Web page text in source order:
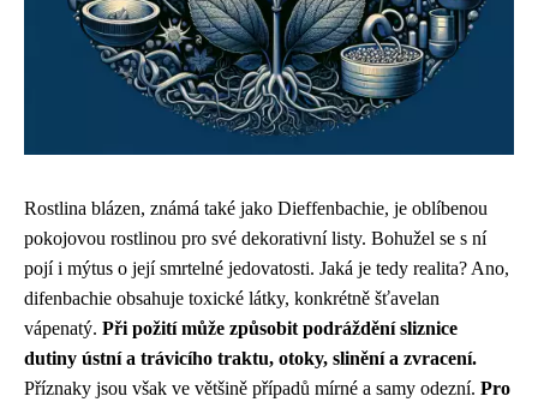
Rostlina blázen, známá také jako Dieffenbachie, je oblíbenou
pokojovou rostlinou pro své dekorativní listy. Bohužel se s ní
pojí i mýtus o její smrtelné jedovatosti. Jaká je tedy realita? Ano,
difenbachie obsahuje toxické látky, konkrétně šťavelan
vápenatý. Při požití může způsobit podráždění sliznice
dutiny ústní a trávicího traktu, otoky, slinění a zvracení.
Příznaky jsou však ve většině případů mírné a samy odezní. Pro